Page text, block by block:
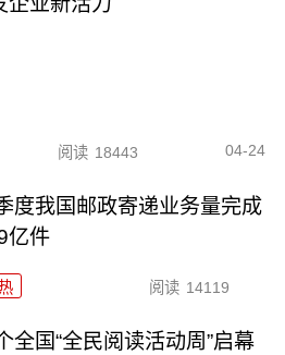
阅读 18443 04-24
度我国邮政寄递业务量完成
亿件
阅读 14119
全国“全民阅读活动周”启幕